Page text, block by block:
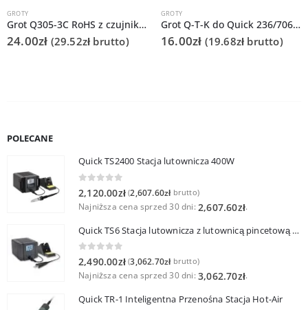
GROTY
Grot Q305-3C RoHS z czujnikiem do Quick 303D
24.00zł (29.52zł brutto)
GROTY
Grot Q-T-K do Quick 236/706/936A/3104/3102/TS1100
16.00zł (19.68zł brutto)
POLECANE
Quick TS2400 Stacja lutownicza 400W
2,120.00zł (2,607.60złbrutto)
Najniższa cena sprzed 30 dni: 2,607.60zł.
Quick TS6 Stacja lutownicza z lutownicą pincetową 60W
0 out of 5
2,490.00zł (3,062.70złbrutto)
Najniższa cena sprzed 30 dni: 3,062.70zł.
Quick TR-1 Inteligentna Przenośna Stacja Hot-Air